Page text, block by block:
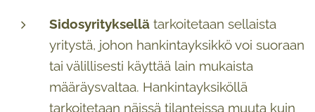
Sidosyrityksellä tarkoitetaan sellaista
yritystä, johon hankintayksikkö voi suoraan
tai välillisesti käyttää lain mukaista
määräysvaltaa. Hankintayksiköllä
tarkoitetaan näissä tilanteissa muuta kuin